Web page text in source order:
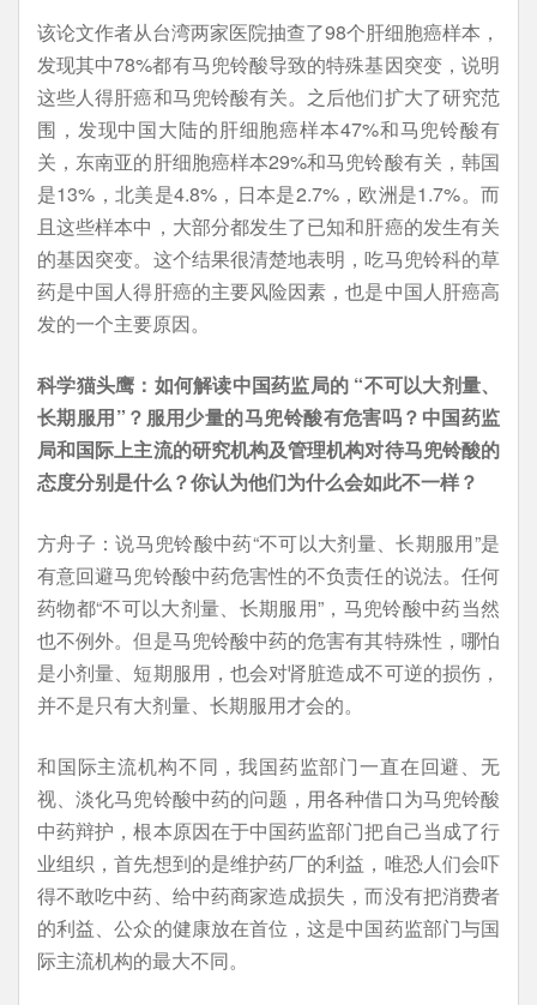
该论文作者从台湾两家医院抽查了98个肝细胞癌样本，
发现其中78%都有马兜铃酸导致的特殊基因突变，说明
这些人得肝癌和马兜铃酸有关。之后他们扩大了研究范
围，发现中国大陆的肝细胞癌样本47%和马兜铃酸有
关，东南亚的肝细胞癌样本29%和马兜铃酸有关，韩国
是13%，北美是4.8%，日本是2.7%，欧洲是1.7%。而
且这些样本中，大部分都发生了已知和肝癌的发生有关
的基因突变。这个结果很清楚地表明，吃马兜铃科的草
药是中国人得肝癌的主要风险因素，也是中国人肝癌高
发的一个主要原因。
科学猫头鹰：如何解读中国药监局的 “不可以大剂量、
长期服用”？服用少量的马兜铃酸有危害吗？中国药监
局和国际上主流的研究机构及管理机构对待马兜铃酸的
态度分别是什么？你认为他们为什么会如此不一样？
方舟子：说马兜铃酸中药“不可以大剂量、长期服用”是
有意回避马兜铃酸中药危害性的不负责任的说法。任何
药物都“不可以大剂量、长期服用”，马兜铃酸中药当然
也不例外。但是马兜铃酸中药的危害有其特殊性，哪怕
是小剂量、短期服用，也会对肾脏造成不可逆的损伤，
并不是只有大剂量、长期服用才会的。
和国际主流机构不同，我国药监部门一直在回避、无
视、淡化马兜铃酸中药的问题，用各种借口为马兜铃酸
中药辩护，根本原因在于中国药监部门把自己当成了行
业组织，首先想到的是维护药厂的利益，唯恐人们会吓
得不敢吃中药、给中药商家造成损失，而没有把消费者
的利益、公众的健康放在首位，这是中国药监部门与国
际主流机构的最大不同。